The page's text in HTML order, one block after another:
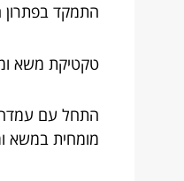
התמקד בפתרון
טקטיקת משא
התחל עם עמדה
מומחית במשא